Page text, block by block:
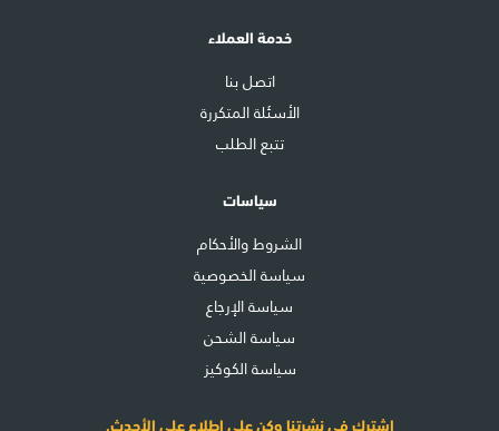
خدمة العملاء
اتصل بنا
الأسئلة المتكررة
تتبع الطلب
سياسات
الشروط والأحكام
سياسة الخصوصية
سياسة الإرجاع
سياسة الشحن
سياسة الكوكيز
اشترك في نشرتنا وكن على اطلاع على الأحدث.